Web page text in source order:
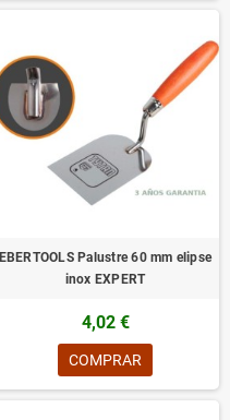
EBERTOOLS Palustre 60 mm elipse
inox EXPERT
4,02 €
COMPRAR